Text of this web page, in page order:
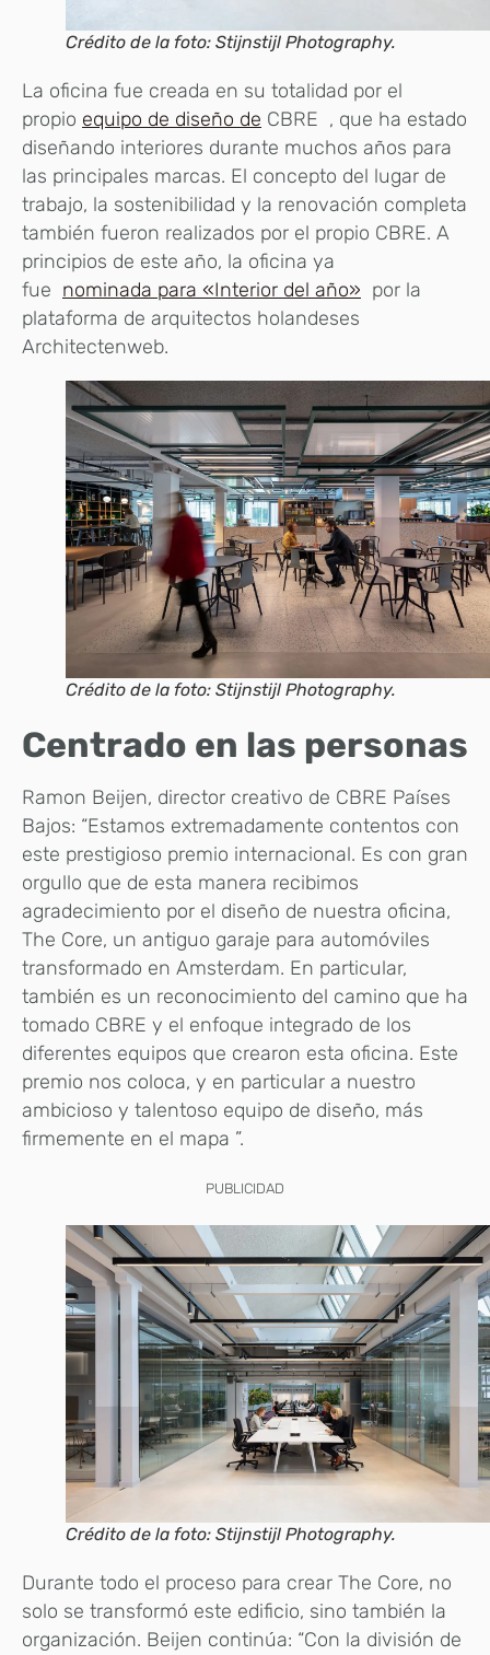
Crédito de la foto: Stijnstijl Photography.
La oficina fue creada en su totalidad por el
propio equipo de diseño de CBRE , que ha estado
diseñando interiores durante muchos años para
las principales marcas. El concepto del lugar de
trabajo, la sostenibilidad y la renovación completa
también fueron realizados por el propio CBRE. A
principios de este año, la oficina ya
fue nominada para «Interior del año» por la
plataforma de arquitectos holandeses
Architectenweb.
Crédito de la foto: Stijnstijl Photography.
Centrado en las personas
Ramon Beijen, director creativo de CBRE Países
Bajos: “Estamos extremadamente contentos con
este prestigioso premio internacional. Es con gran
orgullo que de esta manera recibimos
agradecimiento por el diseño de nuestra oficina,
The Core, un antiguo garaje para automóviles
transformado en Amsterdam. En particular,
también es un reconocimiento del camino que ha
tomado CBRE y el enfoque integrado de los
diferentes equipos que crearon esta oficina. Este
premio nos coloca, y en particular a nuestro
ambicioso y talentoso equipo de diseño, más
firmemente en el mapa ”.
PUBLICIDAD
Crédito de la foto: Stijnstijl Photography.
Durante todo el proceso para crear The Core, no
solo se transformó este edificio, sino también la
organización. Beijen continúa: “Con la división de